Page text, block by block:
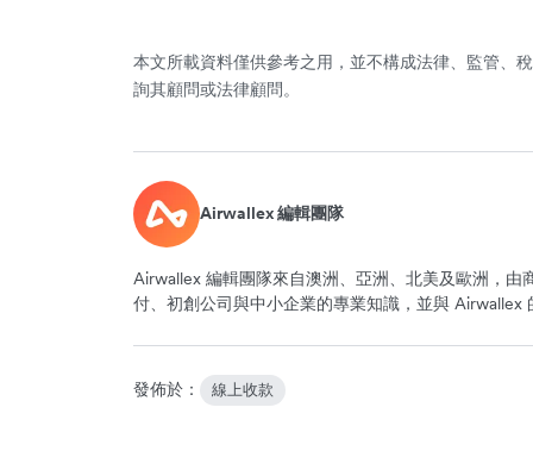
本文所載資料僅供參考之用，並不構成法律、監管、
詢其顧問或法律顧問。
Airwallex 編輯團隊
Airwallex 編輯團隊來自澳洲、亞洲、北美及歐洲，
付、初創公司與中小企業的專業知識，並與 Airwallex
發佈於： 線上收款